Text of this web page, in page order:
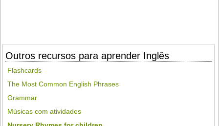
Outros recursos para aprender Inglês
Flashcards
The Most Common English Phrases
Grammar
Músicas com atividades